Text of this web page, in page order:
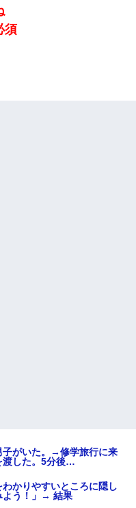
どう扱ったらいいのかわ
と結婚はないわと判断して
なっているらしく…
らんわｗどうせ死ぬなら
須
子がいた。→修学旅行に来
渡した。5分後…
かりやすいところに隠し
よう！」→ 結果